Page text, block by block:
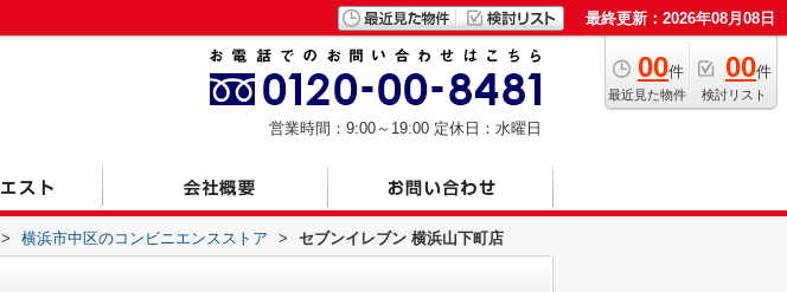
最終更新：2026年08月08日
00件
最近見た物件
00件
検討リスト
営業時間：9:00～19:00 定休日：水曜日
> 横浜市中区のコンビニエンスストア > セブンイレブン 横浜山下町店